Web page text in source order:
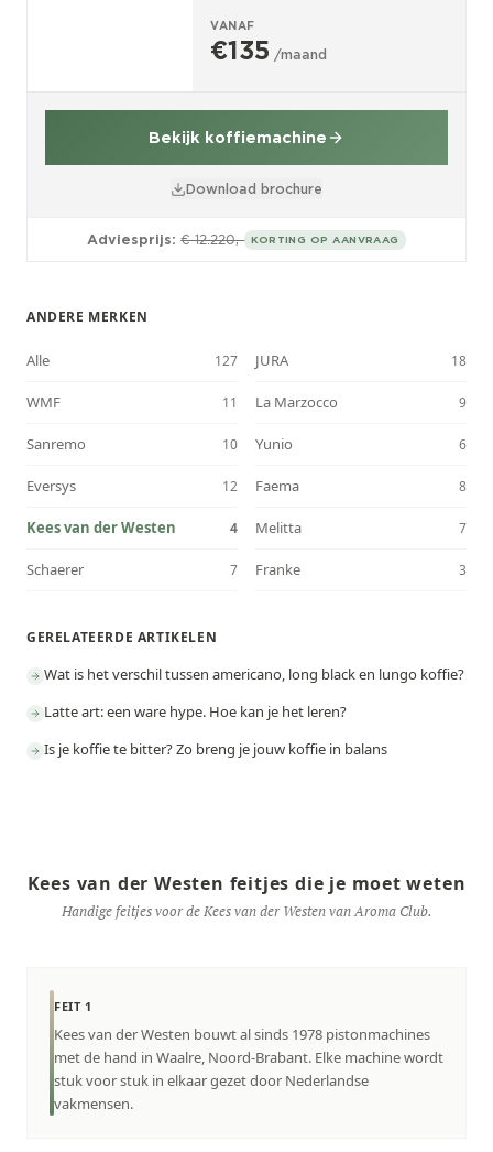
VANAF
€135 /maand
Bekijk koffiemachine
Download brochure
Adviesprijs: € 12.220,- KORTING OP AANVRAAG
ANDERE MERKEN
Alle 127 JURA 18
WMF 11 La Marzocco 9
Sanremo 10 Yunio 6
Eversys 12 Faema 8
Kees van der Westen 4 Melitta 7
Schaerer 7 Franke 3
GERELATEERDE ARTIKELEN
Wat is het verschil tussen americano, long black en lungo koffie?
Latte art: een ware hype. Hoe kan je het leren?
Is je koffie te bitter? Zo breng je jouw koffie in balans
Kees van der Westen feitjes die je moet weten
Handige feitjes voor de Kees van der Westen van Aroma Club.
FEIT 1
Kees van der Westen bouwt al sinds 1978 pistonmachines
met de hand in Waalre, Noord-Brabant. Elke machine wordt
stuk voor stuk in elkaar gezet door Nederlandse
vakmensen.